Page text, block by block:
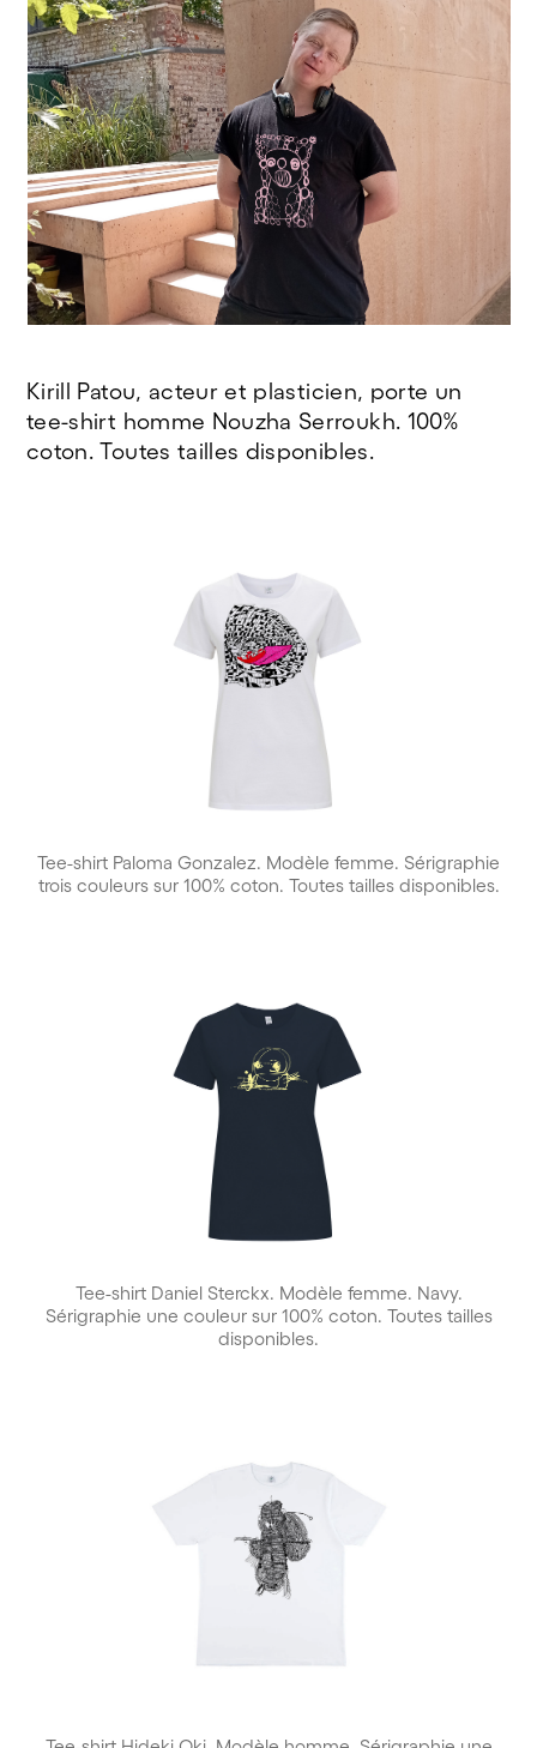
Kirill Patou, acteur et plasticien, porte un
tee-shirt homme Nouzha Serroukh. 100%
coton. Toutes tailles disponibles.
Tee-shirt Paloma Gonzalez. Modèle femme. Sérigraphie
trois couleurs sur 100% coton. Toutes tailles disponibles.
Tee-shirt Daniel Sterckx. Modèle femme. Navy.
Sérigraphie une couleur sur 100% coton. Toutes tailles
disponibles.